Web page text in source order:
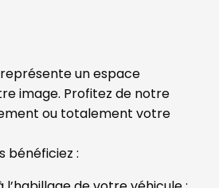
un espace
image. Profitez de notre
ou totalement votre
bénéficiez :